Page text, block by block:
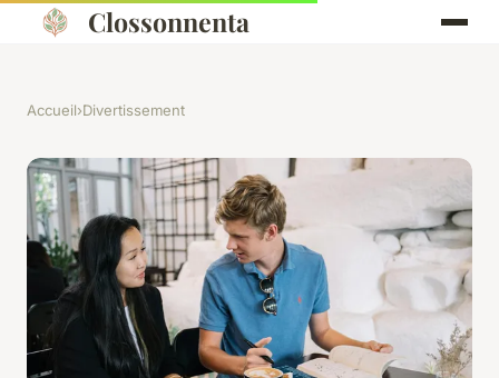
Clossonnenta
Accueil›Divertissement